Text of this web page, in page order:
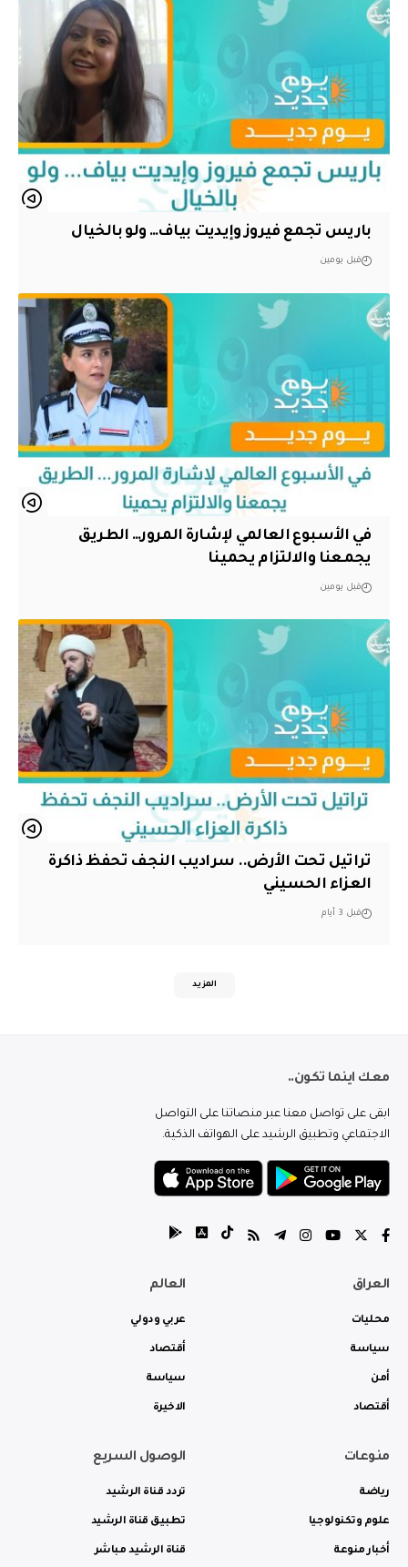
باريس تجمع فيروز وإيديت بياف… ولو بالخيال
قبل يومين
في الأسبوع العالمي لإشارة المرور… الطريق
يجمعنا والالتزام يحمينا
قبل يومين
تراتيل تحت الأرض.. سراديب النجف تحفظ ذاكرة
العزاء الحسيني
قبل 3 أيام
المزيد
معك اينما تكون..
ابقى على تواصل معنا عبر منصاتنا على التواصل
الاجتماعي وتطبيق الرشيد على الهواتف الذكية.
العراق
محليات
سياسة
أمن
أقتصاد
العالم
عربي ودولي
أقتصاد
سياسة
الاخيرة
منوعات
رياضة
علوم وتكنولوجيا
أخبار منوعة
الوصول السريع
تردد قناة الرشيد
تطبيق قناة الرشيد
قناة الرشيد مباشر